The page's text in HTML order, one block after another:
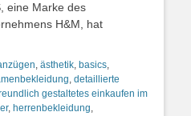
eine Marke des
H&M, hat
, ästhetik, basics,
, detaillierte
gestaltetes einkaufen im
, herrenbekleidung,